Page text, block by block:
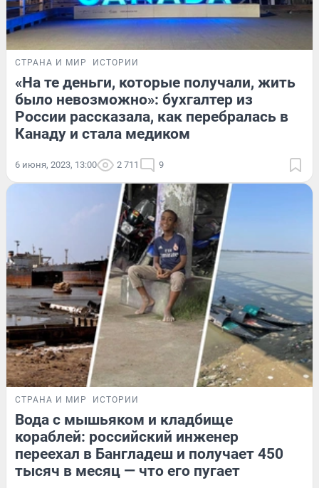
СТРАНА И МИР ИСТОРИИ
«На те деньги, которые получали, жить
было невозможно»: бухгалтер из
России рассказала, как перебралась в
Канаду и стала медиком
6 июня, 2023, 13:00 2 711 9
СТРАНА И МИР ИСТОРИИ
Вода с мышьяком и кладбище
кораблей: российский инженер
переехал в Бангладеш и получает 450
тысяч в месяц — что его пугает